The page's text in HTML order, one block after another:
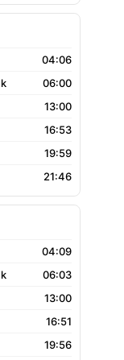
04:06
06:00
13:00
16:53
19:59
21:46
04:09
06:03
13:00
16:51
19:56